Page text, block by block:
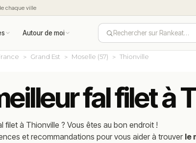
chaque ville
Autour de moi Rechercher sur Rankeat…
Grand Est Moselle (57) Thionville
fal filet à
filet à Thionville ? Vous êtes au bon endroit !
et recommandations pour vous aider à trouver le